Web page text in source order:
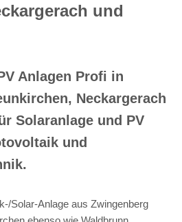
und
Anlagen Profi in
Neckargerach
Solaranlage und PV
und
Solar-Anlage aus Zwingenberg